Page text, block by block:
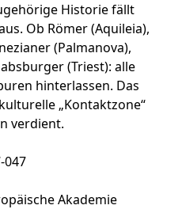
Historie fällt
Ob Römer (Aquileia),
(Palmanova),
(Triest): alle
hinterlassen. Das
„Kontaktzone“
verdient.
047
Akademie